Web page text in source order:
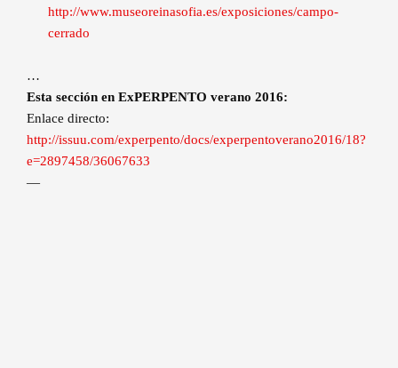
http://www.museoreinasofia.es/exposiciones/campo-
cerrado
…
Esta sección en ExPERPENTO verano 2016:
Enlace directo:
http://issuu.com/experpento/docs/experpentoverano2016/18?
e=2897458/36067633
—